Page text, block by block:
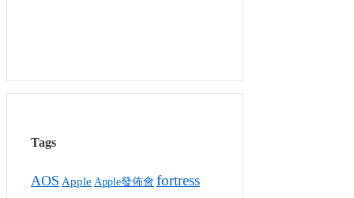
Tags
AOS Apple Apple發佈會 fortress